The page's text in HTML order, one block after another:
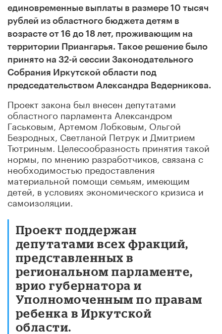
единовременные выплаты в размере 10 тысяч
рублей из областного бюджета детям в
возрасте от 16 до 18 лет, проживающим на
территории Приангарья. Такое решение было
принято на 32-й сессии Законодательного
Собрания Иркутской области под
председательством Александра Ведерникова.
Проект закона был внесен депутатами
областного парламента Александром
Гаськовым, Артемом Лобковым, Ольгой
Безродных, Светланой Петрук и Дмитрием
Тютриным. Целесообразность принятия такой
нормы, по мнению разработчиков, связана с
необходимостью предоставления
материальной помощи семьям, имеющим
детей, в условиях экономического кризиса и
самоизоляции.
Проект поддержан
депутатами всех фракций,
представленных в
региональном парламенте,
врио губернатора и
Уполномоченным по правам
ребенка в Иркутской
области.